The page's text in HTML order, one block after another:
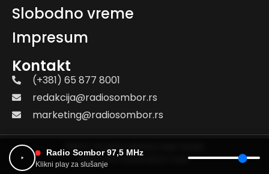
Radio Sombor 97,5 MHz
Klikni play za slušanje
Slobodno vreme
Impresum
Kontakt
(+381) 65 877 8001
redakcija@radiosombor.rs
marketing@radiosombor.rs
Дизајн и веб: Премиер Дизајн Студио